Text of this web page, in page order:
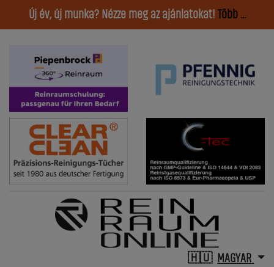
Új év, új munka? Nézze meg az ajánlatokat! Több ...
MAGYAR